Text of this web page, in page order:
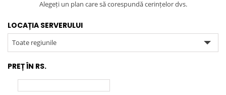
Alegeți un plan care să corespundă cerințelor dvs.
LOCAȚIA SERVERULUI
Toate regiunile
PREȚ ÎN RS.